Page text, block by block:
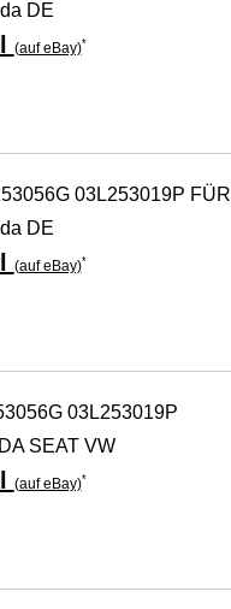
DE
(auf eBay)*
03L253019P FÜR
DE
(auf eBay)*
03L253019P
SEAT VW
(auf eBay)*